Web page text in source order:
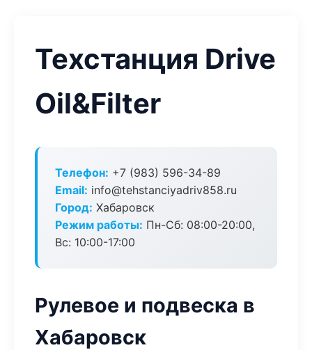
Техстанция Drive
Oil&Filter
Телефон: +7 (983) 596-34-89
Email: info@tehstanciyadriv858.ru
Город: Хабаровск
Режим работы: Пн-Сб: 08:00-20:00,
Вс: 10:00-17:00
Рулевое и подвеска в
Хабаровск